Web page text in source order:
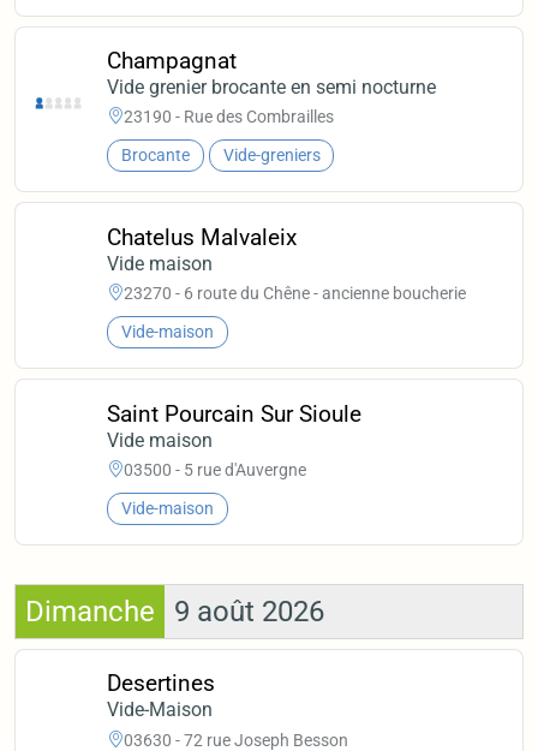
Champagnat
Vide grenier brocante en semi nocturne
23190 - Rue des Combrailles
Brocante Vide-greniers
Chatelus Malvaleix
Vide maison
23270 - 6 route du Chêne - ancienne boucherie
Vide-maison
Saint Pourcain Sur Sioule
Vide maison
03500 - 5 rue d'Auvergne
Vide-maison
Dimanche 9 août 2026
Desertines
Vide-Maison
03630 - 72 rue Joseph Besson